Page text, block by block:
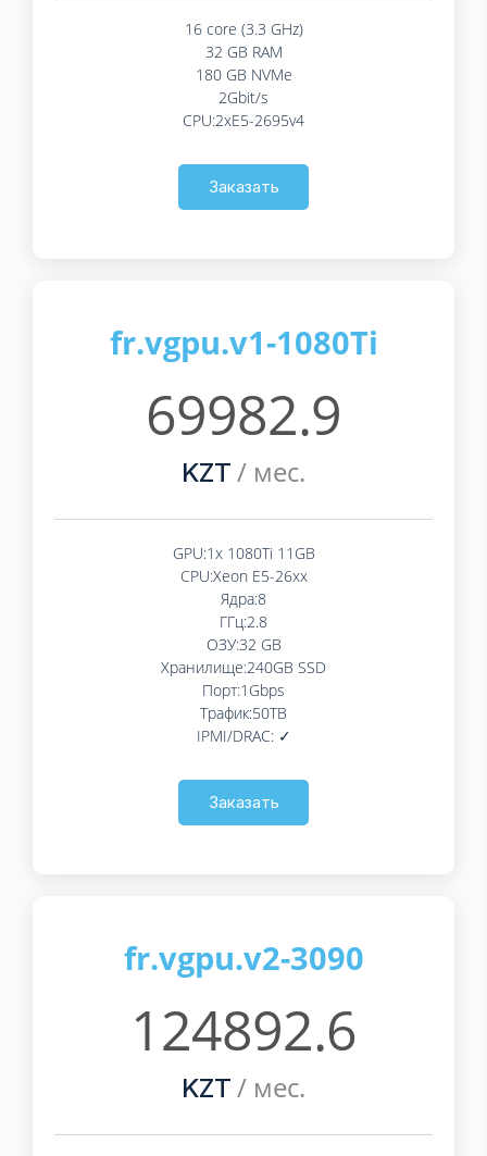
16 core (3.3 GHz)
32 GB RAM
180 GB NVMe
2Gbit/s
CPU:2xE5-2695v4
Заказать
fr.vgpu.v1-1080Ti
69982.9
KZT / мес.
GPU:1x 1080Ti 11GB
CPU:Xeon E5-26xx
Ядра:8
ГГц:2.8
ОЗУ:32 GB
Хранилище:240GB SSD
Порт:1Gbps
Трафик:50TB
IPMI/DRAC: ✓
Заказать
fr.vgpu.v2-3090
124892.6
KZT / мес.